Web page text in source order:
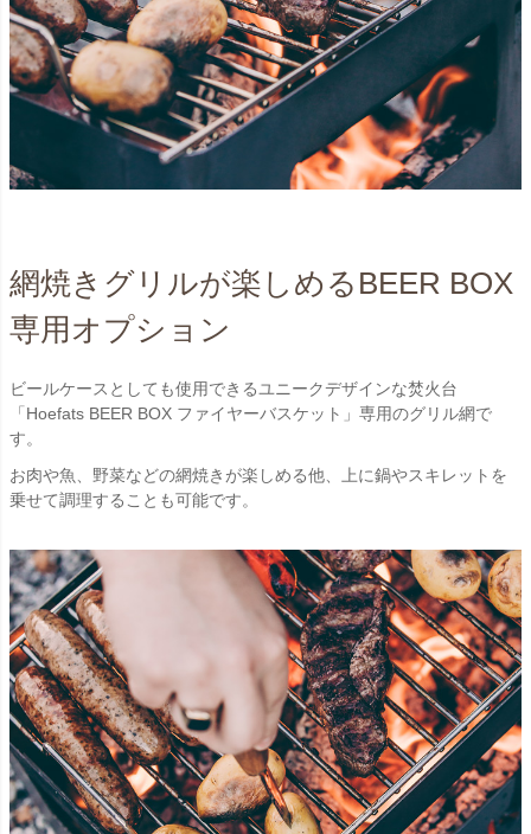
網焼きグリルが楽しめるBEER BOX
専用オプション
ビールケースとしても使用できるユニークデザインな焚火台
「Hoefats BEER BOX ファイヤーバスケット」専用のグリル網で
す。
お肉や魚、野菜などの網焼きが楽しめる他、上に鍋やスキレットを
乗せて調理することも可能です。